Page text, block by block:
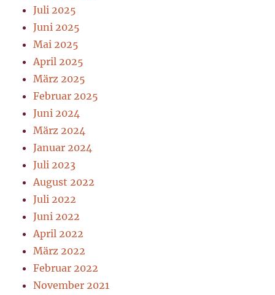
Juli 2025
Juni 2025
Mai 2025
April 2025
März 2025
Februar 2025
Juni 2024
März 2024
Januar 2024
Juli 2023
August 2022
Juli 2022
Juni 2022
April 2022
März 2022
Februar 2022
November 2021